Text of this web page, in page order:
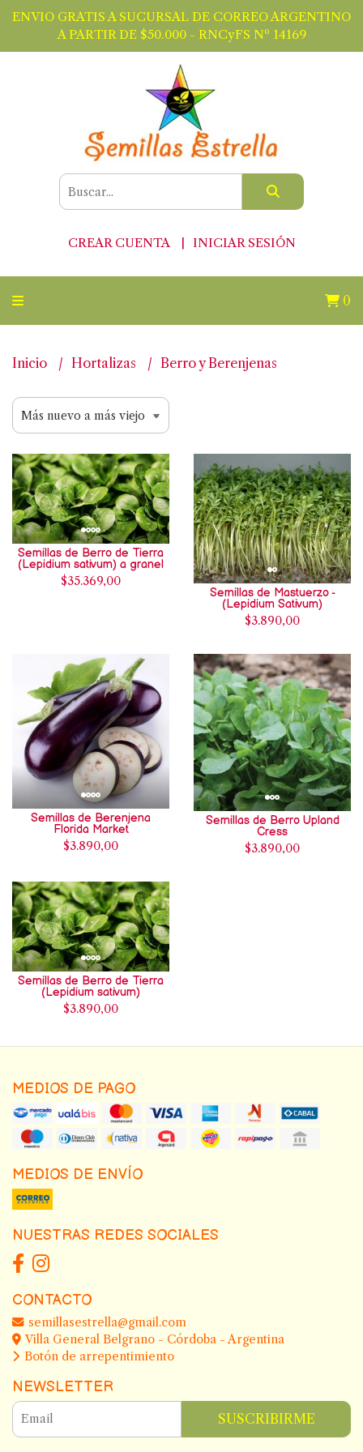
ENVIO GRATIS A SUCURSAL DE CORREO ARGENTINO
A PARTIR DE $50.000 - RNCyFS Nº 14169
CREAR CUENTA INICIAR SESIÓN
0
Inicio Hortalizas Berro y Berenjenas
Semillas de Berro de Tierra
(Lepidium sativum) a granel
$35.369,00
Semillas de Mastuerzo -
(Lepidium Sativum)
$3.890,00
Semillas de Berenjena
Florida Market
$3.890,00
Semillas de Berro Upland
Cress
$3.890,00
Semillas de Berro de Tierra
(Lepidium sativum)
$3.890,00
MEDIOS DE PAGO
MEDIOS DE ENVÍO
NUESTRAS REDES SOCIALES
CONTACTO
semillasestrella@gmail.com
Villa General Belgrano - Córdoba - Argentina
Botón de arrepentimiento
NEWSLETTER
SUSCRIBIRME